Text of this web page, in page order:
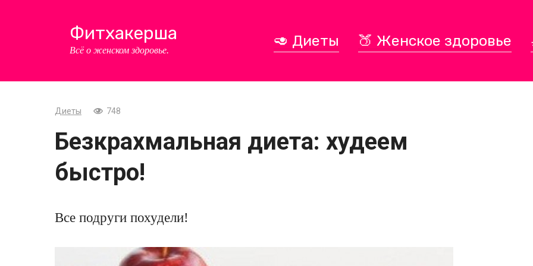
Фитхакерша
Всё о женском здоровье.
🥑 Диеты 🍑 Женское здоровье
Диеты 748
Безкрахмальная диета: худеем
быстро!
Все подруги похудели!